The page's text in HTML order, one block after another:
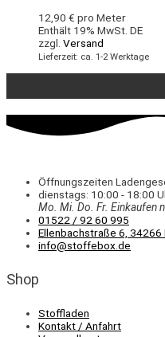
12,90 € pro Meter
Enthält 19% MwSt. DE
zzgl. Versand
Lieferzeit: ca. 1-2 Werktage
Öffnungszeiten
dienstags: 10:00 - 18:00
Mo. Mi. Do. Fr. Einkaufen
01522 / 92 60 995
Ellenbachstraße 6, 34266
info@stoffebox.de
Shop
Stoffladen
Kontakt / Anfahrt